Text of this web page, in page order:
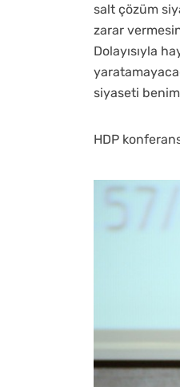
salt çözüm
zarar
Dolayısıyla
siyaseti
HDP